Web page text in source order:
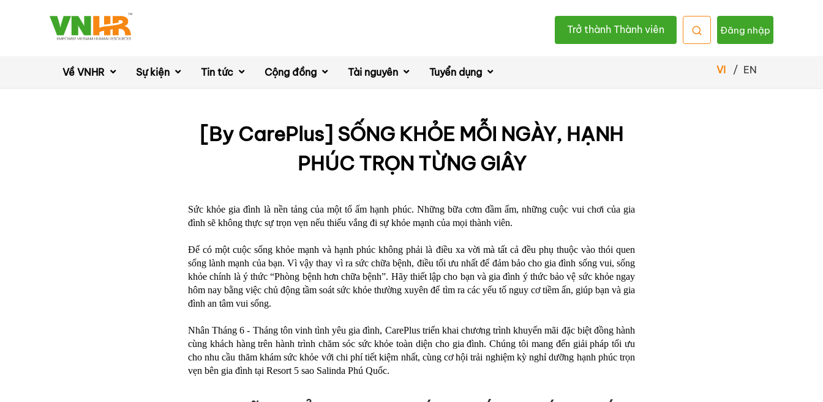
Trở thành Thành viên Đăng nhập
Về VNHR Sự kiện Tin tức Cộng đồng Tài nguyên Tuyển dụng VI / EN
[By CarePlus] SỐNG KHỎE MỖI NGÀY, HẠNH
PHÚC TRỌN TỪNG GIÂY
Sức khỏe gia đình là nền tảng của một tổ ấm hạnh phúc. Những bữa cơm đầm ấm, những cuộc vui chơi của gia
đình sẽ không thực sự trọn vẹn nếu thiếu vắng đi sự khỏe mạnh của mọi thành viên.
Để có một cuộc sống khỏe mạnh và hạnh phúc không phải là điều xa vời mà tất cả đều phụ thuộc vào thói quen
sống lành mạnh của bạn. Vì vậy thay vì ra sức chữa bệnh, điều tối ưu nhất để đảm bảo cho gia đình sống vui, sống
khỏe chính là ý thức “Phòng bệnh hơn chữa bệnh”. Hãy thiết lập cho bạn và gia đình ý thức bảo vệ sức khỏe ngay
hôm nay bằng việc chủ động tầm soát sức khỏe thường xuyên để tìm ra các yếu tố nguy cơ tiềm ẩn, giúp bạn và gia
đình an tâm vui sống.
Nhân Tháng 6 - Tháng tôn vinh tình yêu gia đình, CarePlus triển khai chương trình khuyến mãi đặc biệt đồng hành
cùng khách hàng trên hành trình chăm sóc sức khỏe toàn diện cho gia đình. Chúng tôi mang đến giải pháp tối ưu
cho nhu cầu thăm khám sức khỏe với chi phí tiết kiệm nhất, cùng cơ hội trải nghiệm kỳ nghỉ dưỡng hạnh phúc trọn
vẹn bên gia đình tại Resort 5 sao Salinda Phú Quốc.